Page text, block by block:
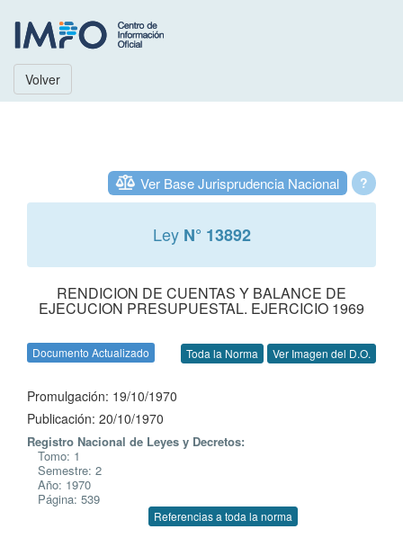
Volver
?
Ver Base Jurisprudencia Nacional
Ley N° 13892
RENDICION DE CUENTAS Y BALANCE DE
EJECUCION PRESUPUESTAL. EJERCICIO 1969
Documento Actualizado Toda la Norma Ver Imagen del D.O.
Promulgación: 19/10/1970
Publicación: 20/10/1970
Registro Nacional de Leyes y Decretos:
Tomo: 1
Semestre: 2
Año: 1970
Página: 539
Referencias a toda la norma